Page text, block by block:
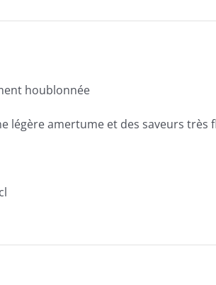
houblonnée
légère amertume et des saveurs